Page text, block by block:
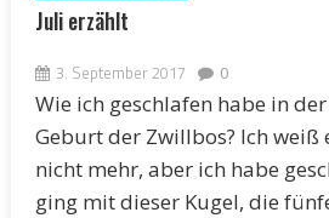
Juli erzählt
3. September 2017 0
Wie ich geschlafen habe in
Geburt der Zwillbos? Ich weiß
nicht mehr, aber ich habe
ging mit dieser Kugel, die